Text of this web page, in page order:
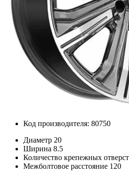
Код производителя: 80750
Диаметр 20
Ширина 8.5
Количество крепежных
Межболтовое расстояние 120